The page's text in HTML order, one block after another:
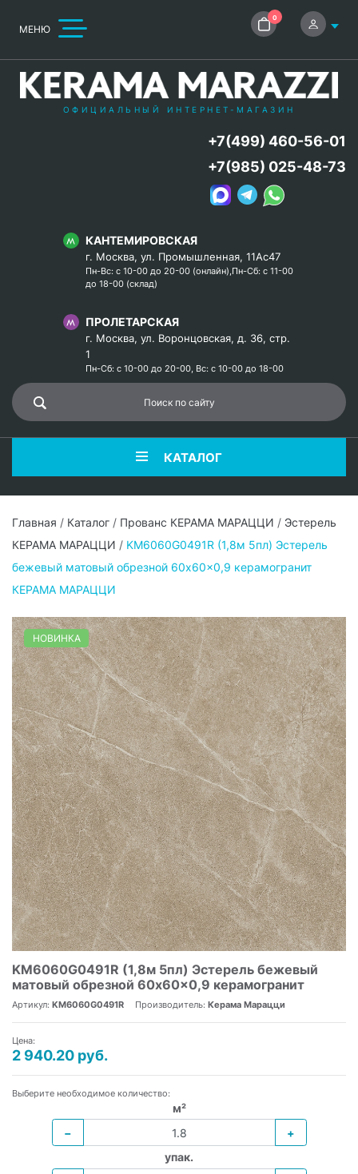
МЕНЮ
0
ОФИЦИАЛЬНЫЙ ИНТЕРНЕТ-МАГАЗИН
КАНТЕМИРОВСКАЯ
г. Москва, ул. Промышленная, 11Ас47
Пн-Вс: с 10-00 до 20-00 (онлайн),Пн-Сб: с 11-00
до 18-00 (склад)
ПРОЛЕТАРСКАЯ
г. Москва, ул. Воронцовская, д. 36, стр.
1
Пн-Сб: с 10-00 до 20-00, Вс: с 10-00 до 18-00
+7(499) 460-56-01
+7(985) 025-48-73
КАТАЛОГ
Главная / Каталог / Прованс КЕРАМА МАРАЦЦИ / Эстерель
КЕРАМА МАРАЦЦИ / KM6060G0491R (1,8м 5пл) Эстерель
бежевый матовый обрезной 60x60x0,9 керамогранит
КЕРАМА МАРАЦЦИ
НОВИНКА
KM6060G0491R (1,8м 5пл) Эстерель бежевый
матовый обрезной 60x60x0,9 керамогранит
Артикул: KM6060G0491R Производитель: Керама Марацци
Цена:
2 940.20 руб.
Выберите необходимое количество:
м²
−
+
упак.